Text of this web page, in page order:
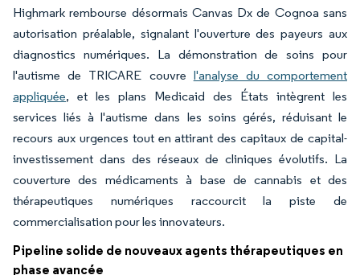
Highmark rembourse désormais Canvas Dx de Cognoa sans
autorisation préalable, signalant l'ouverture des payeurs aux
diagnostics numériques. La démonstration de soins pour
l'autisme de TRICARE couvre l'analyse du comportement
appliquée, et les plans Medicaid des États intègrent les
services liés à l'autisme dans les soins gérés, réduisant le
recours aux urgences tout en attirant des capitaux de capital-
investissement dans des réseaux de cliniques évolutifs. La
couverture des médicaments à base de cannabis et des
thérapeutiques numériques raccourcit la piste de
commercialisation pour les innovateurs.
Pipeline solide de nouveaux agents thérapeutiques en
phase avancée